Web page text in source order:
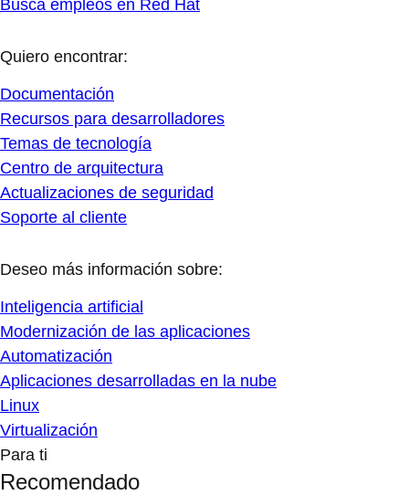
Busca empleos en Red Hat
Quiero encontrar:
Documentación
Recursos para desarrolladores
Temas de tecnología
Centro de arquitectura
Actualizaciones de seguridad
Soporte al cliente
Deseo más información sobre:
Inteligencia artificial
Modernización de las aplicaciones
Automatización
Aplicaciones desarrolladas en la nube
Linux
Virtualización
Para ti
Recomendado